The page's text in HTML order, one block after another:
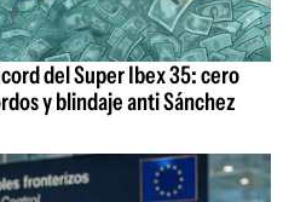
del Super Ibex 35: cero
y blindaje anti Sánchez